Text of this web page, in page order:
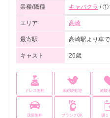
業種/職種 キャバクラ / ①
エリア 高崎
最寄駅 高崎駅より車
キャスト 26歳
ドレス無料 未経験歓迎 経験
送迎無料 ブランクOK 週１